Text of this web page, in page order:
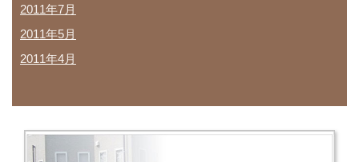
2011年7月
2011年5月
2011年4月